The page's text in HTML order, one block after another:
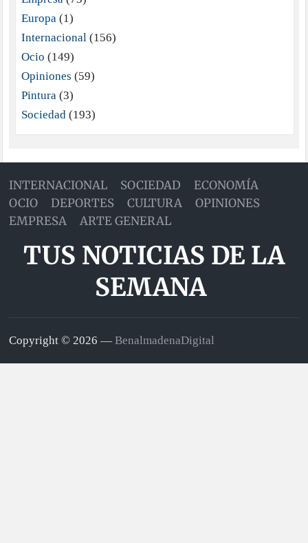
Europa(1)
Internacional(156)
Ocio (149)
Opiniones (59)
Pintura(3)
Sociedad(193)
INTERNACIONAL SOCIEDAD
ECONOMÍA
OCIO
DEPORTES CULTURA
OPINIONES
EMPRESA
ARTE GENERAL
TUS NOTICIAS DE LA
SEMANA
Copyright © 2026 —BenalmadenaDigital